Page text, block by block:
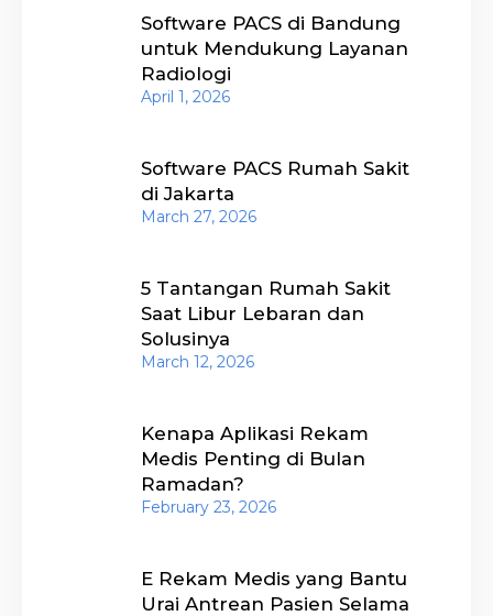
Software PACS di Bandung
untuk Mendukung Layanan
Radiologi
April 1, 2026
Software PACS Rumah Sakit
di Jakarta
March 27, 2026
5 Tantangan Rumah Sakit
Saat Libur Lebaran dan
Solusinya
March 12, 2026
Kenapa Aplikasi Rekam
Medis Penting di Bulan
Ramadan?
February 23, 2026
E Rekam Medis yang Bantu
Urai Antrean Pasien Selama